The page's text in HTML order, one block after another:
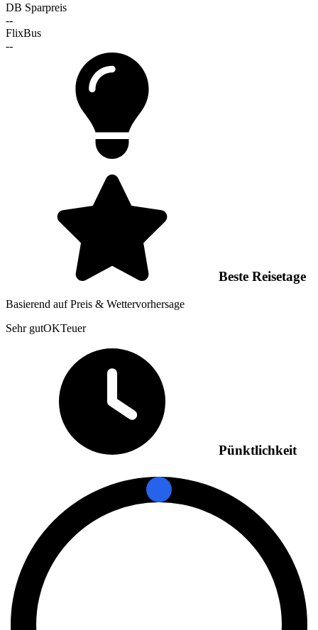
DB Sparpreis
--
FlixBus
--
Beste Reisetage
Basierend auf Preis & Wettervorhersage
Sehr gutOKTeuer
Pünktlichkeit